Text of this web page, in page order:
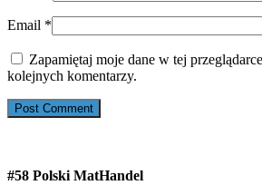
Email *
Zapamiętaj moje dane w tej
kolejnych komentarzy.
#58 Polski MatHandel